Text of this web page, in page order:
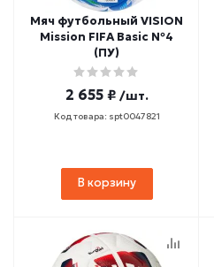
Мяч футбольный VISION
Mission FIFA Basic №4
(ПУ)
2 655 ₽ /шт.
Код товара: spt0047821
В корзину